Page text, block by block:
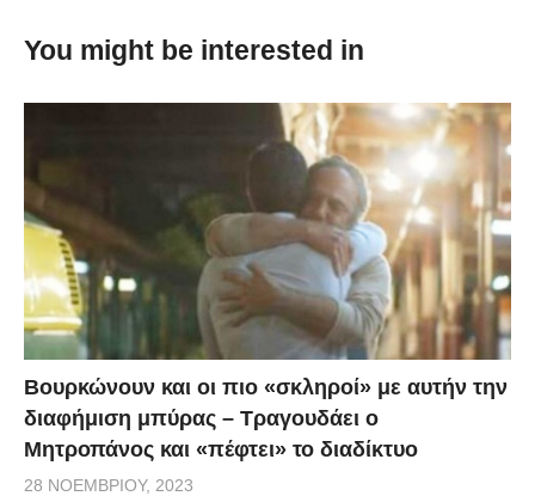
Όπως φαίνεται και στο βίντεο, ο πρώτος που
μάσκα του και οι εικόνες δημιουργούν έντονους
προβληματισμούς. Το περιστατικό εκτιλύχθηκε μόλις
λίγες ώρες μετά τις σκηνές αστυνομικής αυθαιρεσίας
που εκτυλίχθηκαν στην Καρδίτσα όπου αστυνομικός
ακινητοποίησε και έριξε στο έδαφος νεαρή κατά τη
διάρκεια του ελέγχου για μάσκα.
You might be interested in
Βουρκώνουν και οι πιο «σκληροί» με αυτήν την
διαφήμιση μπύρας – Τραγουδάει ο
Μητροπάνος και «πέφτει» το διαδίκτυο
28 ΝΟΕΜΒΡΊΟΥ, 2023